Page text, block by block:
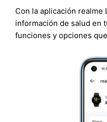
Con la aplicación realme
información de salud en
funciones y opciones